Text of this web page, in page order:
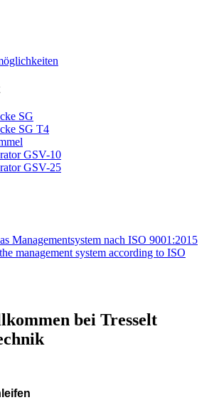
SG
SG T4
GSV-10
GSV-25
Managementsystem nach ISO 9001:2015
management system according to ISO
bei Tresselt